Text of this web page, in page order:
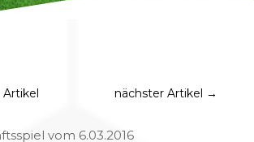
nächster Artikel →
vom 6.03.2016